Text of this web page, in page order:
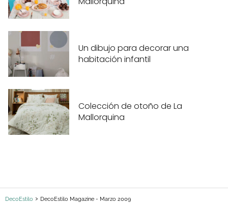
Un dibujo para decorar una
habitación infantil
Colección de otoño de La
Mallorquina
DecoEstilo DecoEstilo Magazine - Marzo 2009